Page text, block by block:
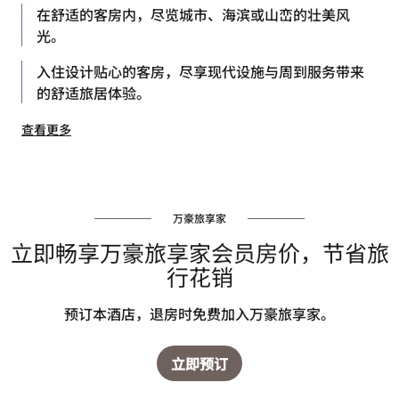
在舒适的客房内，尽览城市、海滨或山峦的壮美风
光。
入住设计贴心的客房，尽享现代设施与周到服务带来
的舒适旅居体验。
查看更多
万豪旅享家
立即畅享万豪旅享家会员房价，节省旅
行花销
预订本酒店，退房时免费加入万豪旅享家。
立即预订